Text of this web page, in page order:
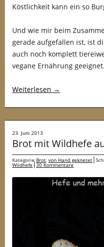
Köstlichkeit kann ein so
Und wie mir beim
gerade aufgefallen ist, ist
auch noch komplett
vegane Ernährung geeignet.
Weiterlesen →
23. Juni 2013
Brot mit Wildhefe
Kategorie Brot, von Hand geknetet
Wildhefe 30 Kommentare